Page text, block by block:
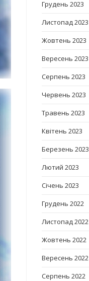
Грудень 2023
Листопад 2023
Жовтень 2023
Вересень 2023
Серпень 2023
Червень 2023
Травень 2023
Квітень 2023
Березень 2023
Лютий 2023
Січень 2023
Грудень 2022
Листопад 2022
Жовтень 2022
Вересень 2022
Серпень 2022